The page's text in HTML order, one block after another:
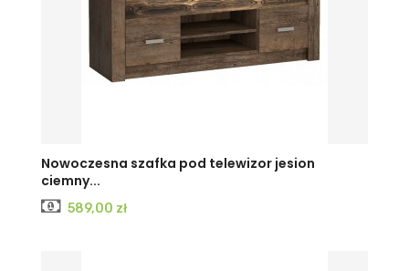
KRAFTJESIONJESION
Nowoczesna szafka pod telewizor jesion
ciemny...
Cena
589,00 zł